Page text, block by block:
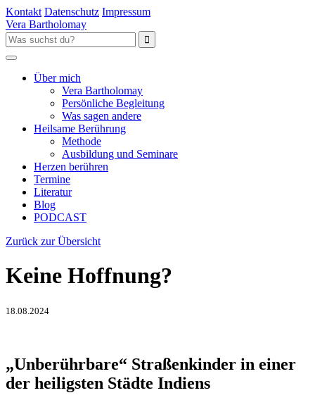
Kontakt Datenschutz Impressum
Vera Bartholomay
Über mich
Vera Bartholomay
Persönliche Begleitung
Was sagen andere
Heilsame Berührung
Methode
Ausbildung und Seminare
Herzen berühren
Termine
Literatur
Blog
PODCAST
Zurück zur Übersicht
Keine Hoffnung?
18.08.2024
„Unberührbare“ Straßenkinder in einer
der heiligsten Städte Indiens